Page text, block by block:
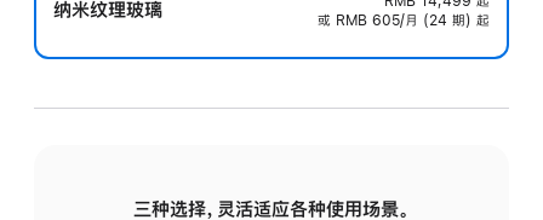
纳米纹理玻璃
或 RMB 605/月 (24 期) 起
三种选择，灵活适应各种使用场景。